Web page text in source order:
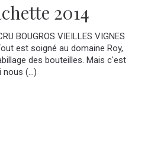
2014
BOUGROS VIEILLES VIGNES
est soigné au domaine Roy,
des bouteilles. Mais c'est
nous (...)